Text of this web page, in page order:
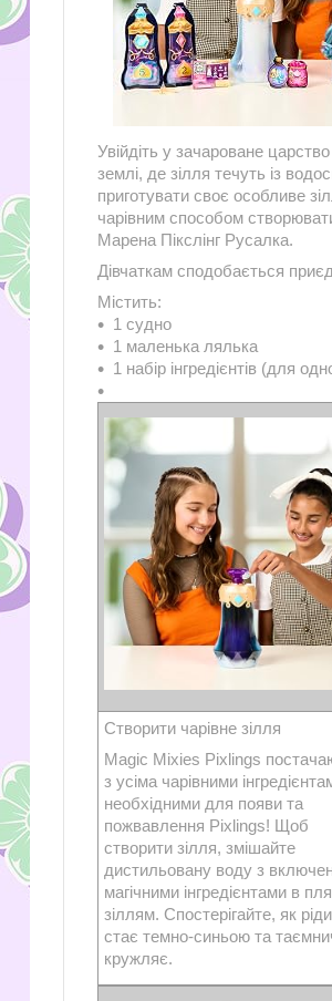
Увійдіть у зачароване
землі, де зілля течуть із
приготувати своє особливе
чарівним способом
Марена Пікслінг Русалка.
Дівчаткам сподобається
Містить:
1 судно
1 маленька лялька
1 набір інгредієнтів (для
Створити чарівне зілля
Magic Mixies Pixlings
з усіма чарівними
необхідними для появи та
пожвавлення Pixlings! Щоб
створити зілля, змішайте
дистильовану воду з
магічними інгредієнтами в
зіллям. Спостерігайте, як
стає темно-синьою та
кружляє.